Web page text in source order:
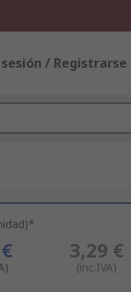
/ Registrarse
3,29 €
(inc.IVA)